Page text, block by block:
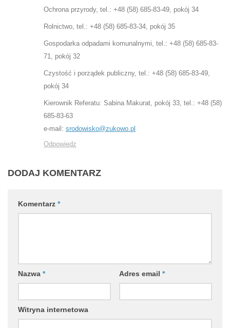
Ochrona przyrody, tel.: +48 (58) 685-83-49, pokój 34
Rolnictwo, tel.: +48 (58) 685-83-34, pokój 35
Gospodarka odpadami komunalnymi, tel.: +48 (58) 685-83-
71, pokój 32
Czystość i porządek publiczny, tel.: +48 (58) 685-83-49,
pokój 34
Kierownik Referatu: Sabina Makurat, pokój 33, tel.: +48 (58)
685-83-63
e-mail: srodowisko@zukowo.pl
Odpowiedz
DODAJ KOMENTARZ
Komentarz *
Nazwa * Adres email *
Witryna internetowa